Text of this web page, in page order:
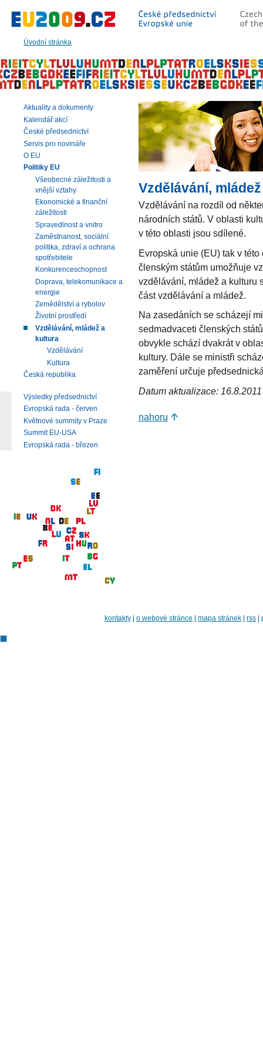
Úvodní stránka
hlavní
|
navigaci
|
vyhledávání
Vzdělávání,
Vzdělávání na rozdíl od
národních států. V oblasti
v této oblasti jsou sdílené.
Evropská unie (EU) tak v
členským státům umožňuje
vzdělávání, mládež a kulturu
část vzdělávání a mládež.
Na zasedáních se scházejí
sedmadvaceti členských
obvykle schází dvakrát v
kultury. Dále se ministři
zaměření určuje
Datum aktualizace:
nahoru
Aktuality a dokumenty
Kalendář akcí
České předsednictví
Servis pro novináře
O EU
Politiky EU
Všeobecné záležitosti a
vnější vztahy
Ekonomické a finanční
záležitosti
Spravedlnost a vnitro
Zaměstnanost, sociální
politika, zdraví a ochrana
spotřebitele
Konkurenceschopnost
Doprava, telekomunikace a
energie
Zemědělství a rybolov
Životní prostředí
Vzdělávání, mládež a
kultura
Vzdělávání
Kultura
Česká republika
Výsledky předsednictví
Evropská rada - červen
Květnové summity v Praze
Summit EU-USA
Evropská rada - březen
kontakty | o webové stránce | mapa stránek | rss |